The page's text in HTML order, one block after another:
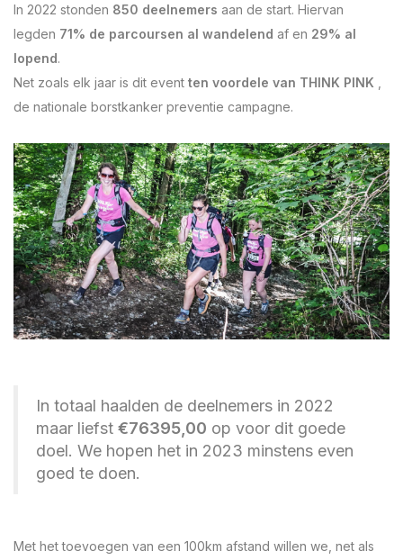
In 2022 stonden 850 deelnemers aan de start. Hiervan
legden 71% de parcoursen al wandelend af en 29% al
lopend.
Net zoals elk jaar is dit event ten voordele van THINK PINK
de nationale borstkanker preventie campagne.
In totaal haalden de deelnemers in 2022
maar liefst €76395,00 op voor dit goede
doel. We hopen het in 2023 minstens even
goed te doen.
Met het toevoegen van een 100km afstand willen we, net als